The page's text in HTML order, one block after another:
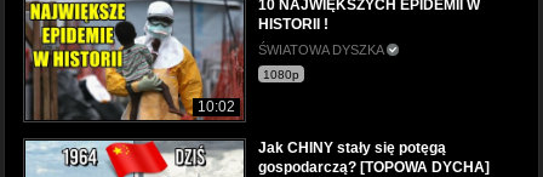
10:02
10 NAJWIĘKSZYCH EPIDEMII W
HISTORII !
ŚWIATOWA DYSZKA
1080p
Jak CHINY stały się potęgą
gospodarczą? [TOPOWA DYCHA]